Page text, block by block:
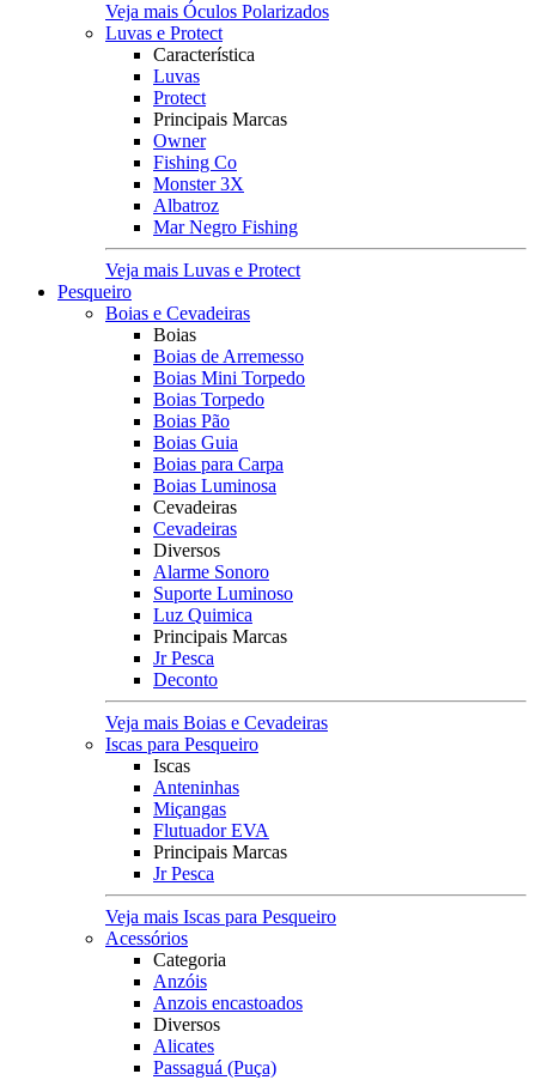
Veja mais Óculos Polarizados
Luvas e Protect
Característica
Luvas
Protect
Principais Marcas
Owner
Fishing Co
Monster 3X
Albatroz
Mar Negro Fishing
Veja mais Luvas e Protect
Pesqueiro
Boias e Cevadeiras
Boias
Boias de Arremesso
Boias Mini Torpedo
Boias Torpedo
Boias Pão
Boias Guia
Boias para Carpa
Boias Luminosa
Cevadeiras
Cevadeiras
Diversos
Alarme Sonoro
Suporte Luminoso
Luz Quimica
Principais Marcas
Jr Pesca
Deconto
Veja mais Boias e Cevadeiras
Iscas para Pesqueiro
Iscas
Anteninhas
Miçangas
Flutuador EVA
Principais Marcas
Jr Pesca
Veja mais Iscas para Pesqueiro
Acessórios
Categoria
Anzóis
Anzois encastoados
Diversos
Alicates
Passaguá (Puça)